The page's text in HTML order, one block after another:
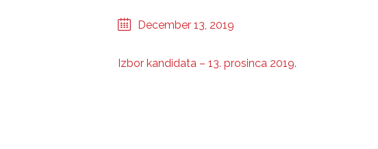
December 13, 2019
Izbor kandidata – 13. prosinca 2019.